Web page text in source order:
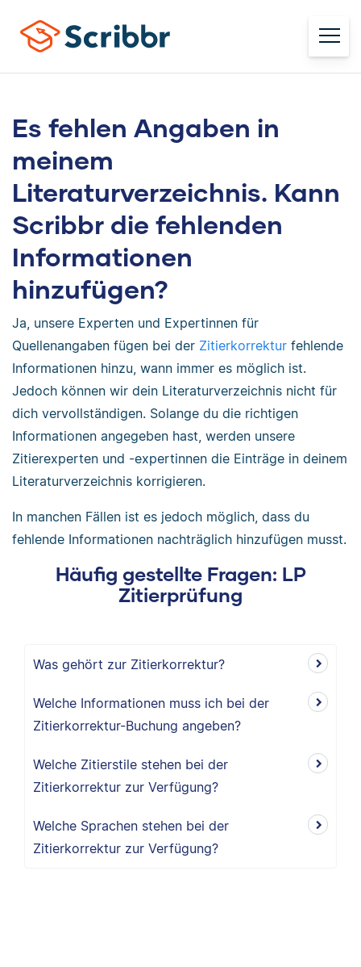
Es fehlen Angaben in
meinem
Literaturverzeichnis. Kann
Scribbr die fehlenden
Informationen
hinzufügen?
Ja, unsere Experten und Expertinnen für
Quellenangaben fügen bei der Zitierkorrektur fehlende
Informationen hinzu, wann immer es möglich ist.
Jedoch können wir dein Literaturverzeichnis nicht für
dich vervollständigen. Solange du die richtigen
Informationen angegeben hast, werden unsere
Zitierexperten und -expertinnen die Einträge in deinem
Literaturverzeichnis korrigieren.
In manchen Fällen ist es jedoch möglich, dass du
fehlende Informationen nachträglich hinzufügen musst.
Häufig gestellte Fragen: LP
Zitierprüfung
Was gehört zur Zitierkorrektur?
Welche Informationen muss ich bei der
Zitierkorrektur-Buchung angeben?
Welche Zitierstile stehen bei der
Zitierkorrektur zur Verfügung?
Welche Sprachen stehen bei der
Zitierkorrektur zur Verfügung?